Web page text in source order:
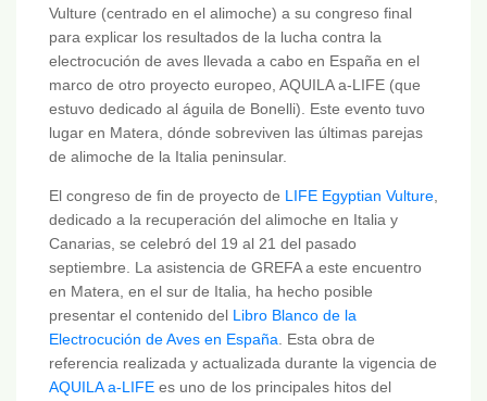
Vulture (centrado en el alimoche) a su congreso final
para explicar los resultados de la lucha contra la
electrocución de aves llevada a cabo en España en el
marco de otro proyecto europeo, AQUILA a-LIFE (que
estuvo dedicado al águila de Bonelli). Este evento tuvo
lugar en Matera, dónde sobreviven las últimas parejas
de alimoche de la Italia peninsular.
El congreso de fin de proyecto de LIFE Egyptian Vulture,
dedicado a la recuperación del alimoche en Italia y
Canarias, se celebró del 19 al 21 del pasado
septiembre. La asistencia de GREFA a este encuentro
en Matera, en el sur de Italia, ha hecho posible
presentar el contenido del Libro Blanco de la
Electrocución de Aves en España. Esta obra de
referencia realizada y actualizada durante la vigencia de
AQUILA a-LIFE es uno de los principales hitos del